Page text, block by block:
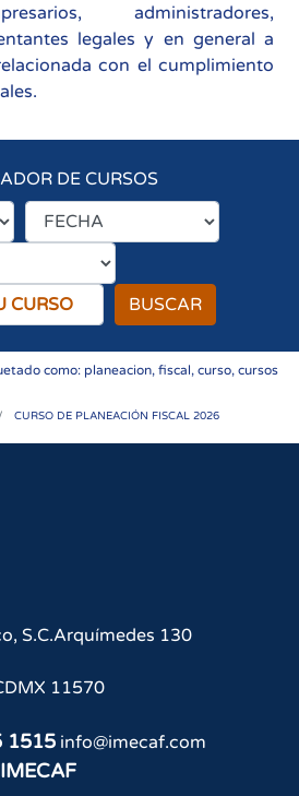
administradores,
legales y en general a
con el cumplimiento
DE CURSOS
BUSCAR
como: planeacion, fiscal, curso, cursos
CURSO DE PLANEACIÓN FISCAL 2026
S.C.Arquímedes 130
11570
1515 info@imecaf.com